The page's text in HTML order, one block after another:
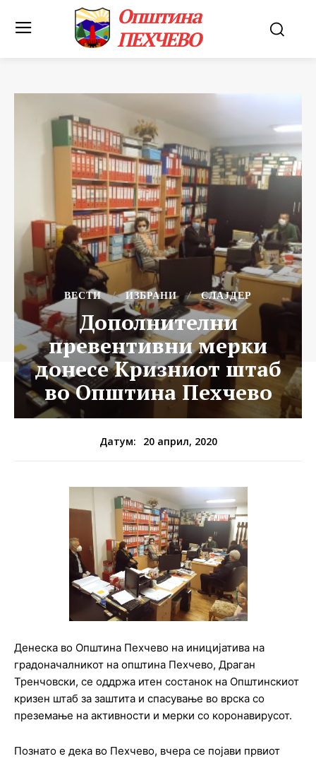
Општина
ПЕХЧЕВО
ВЕСТИ ИЗБРАНИ СЛАЈДЕР
Дополнителни
превентивни мерки
донесе Кризниот штаб
во Општина Пехчево
Датум: 20 април, 2020
Денеска во Општина Пехчево на иницијатива на
градоначалникот на општина Пехчево, Драган
Тренчовски, се оддржа итен состанок на Општинскиот
кризен штаб за заштита и спасување во врска со
преземање на активности и мерки со коронавирусот.
Познато е дека во Пехчево, вчера се појави првиот